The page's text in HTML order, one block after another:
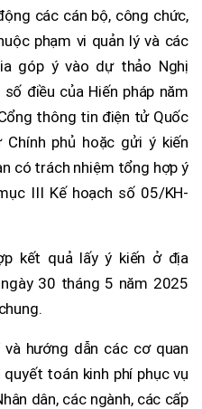
các cán bộ, công chức,
phạm vi quản lý và các
góp ý vào dự thảo Nghị
điều của Hiến pháp năm
thông tin điện tử Quốc
phủ hoặc gửi ý kiến
có trách nhiệm tổng hợp ý
III Kế hoạch số 05/KH-
kết quả lấy ý kiến ở địa
30 tháng 5 năm 2025
hướng dẫn các cơ quan
toán kinh phí phục vụ
dân, các ngành, các cấp